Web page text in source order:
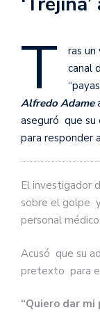
T ras
canal
Alfredo Adame
aseguró que su
para responder
El investigador
sobre el golpe
personal médico.
Acusó que su
pretexto para
“Quiero dar